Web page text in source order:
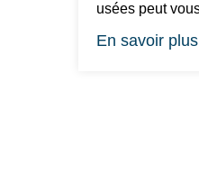
usées peut vous aider à réduire
votre consom...
En savoir plus